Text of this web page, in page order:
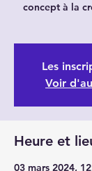
concept à la
Les
Voir
Heure et
03 mars 2024,